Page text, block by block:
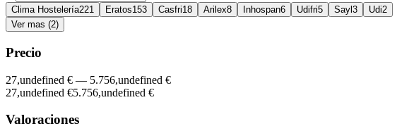
Clima Hostelería221 Eratos153 Casfri18 Arilex8 Inhospan6 Udifri5 Sayl 3 Udi2
Ver mas (2)
Precio
27,undefined € — 5.756,undefined €
27,undefined €5.756,undefined €
Valoraciones